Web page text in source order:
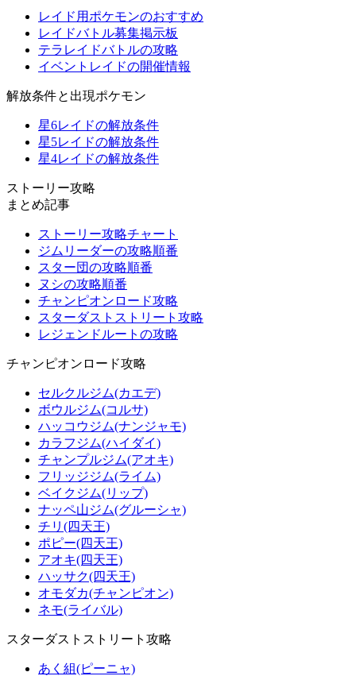
レイド用ポケモンのおすすめ
レイドバトル募集掲示板
テラレイドバトルの攻略
イベントレイドの開催情報
解放条件と出現ポケモン
星6レイドの解放条件
星5レイドの解放条件
星4レイドの解放条件
ストーリー攻略
まとめ記事
ストーリー攻略チャート
ジムリーダーの攻略順番
スター団の攻略順番
ヌシの攻略順番
チャンピオンロード攻略
スターダストストリート攻略
レジェンドルートの攻略
チャンピオンロード攻略
セルクルジム(カエデ)
ボウルジム(コルサ)
ハッコウジム(ナンジャモ)
カラフジム(ハイダイ)
チャンプルジム(アオキ)
フリッジジム(ライム)
ベイクジム(リップ)
ナッペ山ジム(グルーシャ)
チリ(四天王)
ポピー(四天王)
アオキ(四天王)
ハッサク(四天王)
オモダカ(チャンピオン)
ネモ(ライバル)
スターダストストリート攻略
あく組(ピーニャ)